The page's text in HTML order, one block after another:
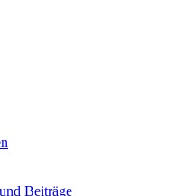
Beiträge